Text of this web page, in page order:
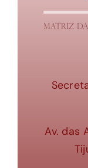
Av. das